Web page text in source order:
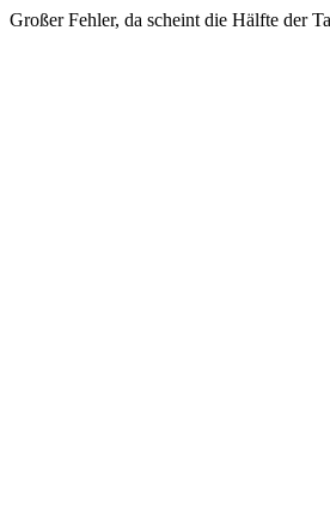
Großer Fehler, da scheint die Hälfte der